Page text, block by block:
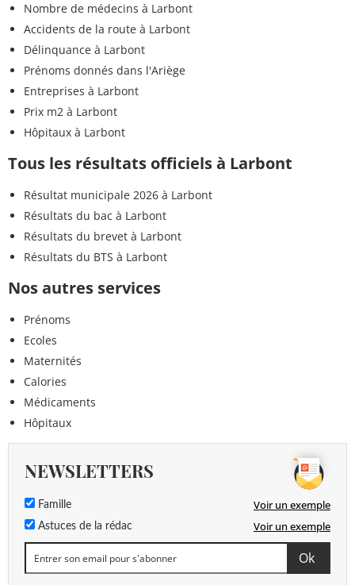
Nombre de médecins à Larbont
Accidents de la route à Larbont
Délinquance à Larbont
Prénoms donnés dans l'Ariège
Entreprises à Larbont
Prix m2 à Larbont
Hôpitaux à Larbont
Tous les résultats officiels à Larbont
Résultat municipale 2026 à Larbont
Résultats du bac à Larbont
Résultats du brevet à Larbont
Résultats du BTS à Larbont
Nos autres services
Prénoms
Ecoles
Maternités
Calories
Médicaments
Hôpitaux
NEWSLETTERS
Famille Voir un exemple
Astuces de la rédac Voir un exemple